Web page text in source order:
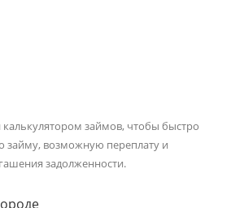
калькулятором займов, чтобы быстро
займу, возможную переплату и
задолженности.